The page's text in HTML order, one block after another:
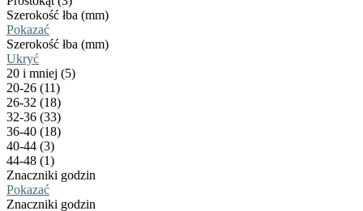
Szerokość łba (mm)
Pokazać
Szerokość łba (mm)
Ukryć
20 i mniej (5)
20-26 (11)
26-32 (18)
32-36 (33)
36-40 (18)
40-44 (3)
44-48 (1)
Znaczniki godzin
Pokazać
Znaczniki godzin